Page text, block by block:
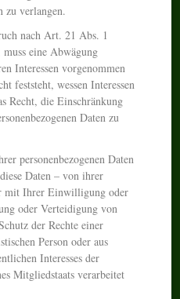
zu verlangen.
nach Art. 21 Abs. 1
eine Abwägung
Interessen vorgenommen
feststeht, wessen Interessen
Recht, die Einschränkung
Daten zu
personenbezogenen Daten
Daten – von ihrer
mit Ihrer Einwilligung oder
oder Verteidigung von
der Rechte einer
Person oder aus
Interesses der
Mitgliedstaats verarbeitet